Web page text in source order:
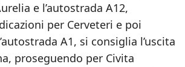
e l’autostrada A12,
per Cerveteri e poi
A1, si consiglia l’uscita
proseguendo per Civita